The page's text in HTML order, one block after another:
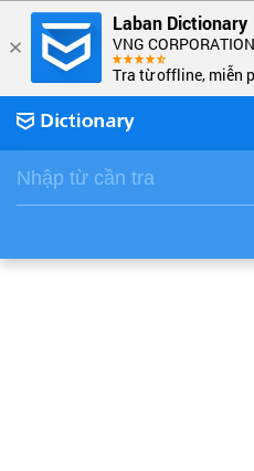
Laban Dictionary
VNG CORPORATION
Tra từ offline, miễn